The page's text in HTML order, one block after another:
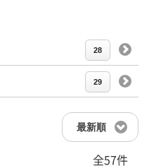
28
29
最新順
全57件